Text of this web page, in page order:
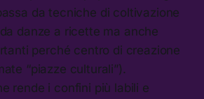
da tecniche di coltivazione
danze a ricette ma anche
perché centro di creazione
“piazze culturali”).
rende i confini più labili e